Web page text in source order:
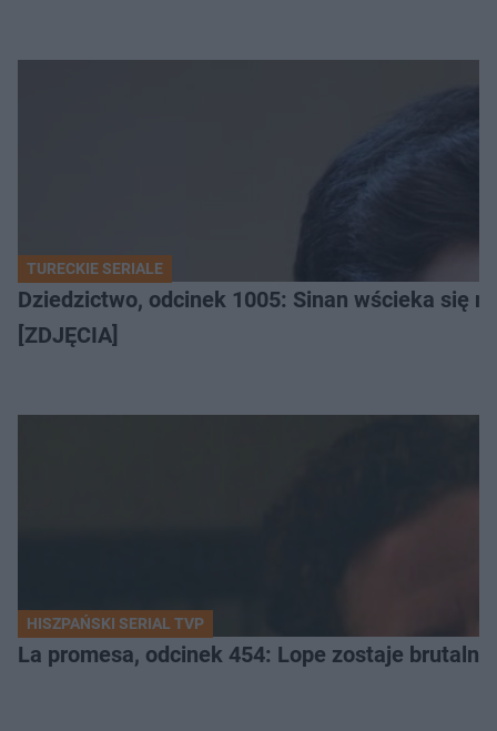
TURECKIE SERIALE
Dziedzictwo, odcinek 1005: Sinan wścieka się
[ZDJĘCIA]
HISZPAŃSKI SERIAL TVP
La promesa, odcinek 454: Lope zostaje